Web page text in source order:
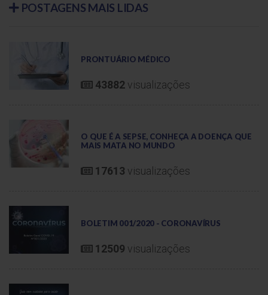
POSTAGENS MAIS LIDAS
PRONTUÁRIO MÉDICO
43882 visualizações
O QUE É A SEPSE, CONHEÇA A DOENÇA QUE
MAIS MATA NO MUNDO
17613 visualizações
BOLETIM 001/2020 - CORONAVÍRUS
12509 visualizações